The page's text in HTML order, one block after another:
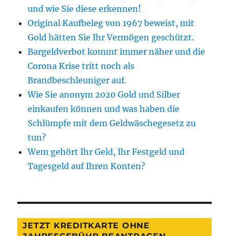
und wie Sie diese erkennen!
Original Kaufbeleg von 1967 beweist, mit
Gold hätten Sie Ihr Vermögen geschützt.
Bargeldverbot kommt immer näher und die
Corona Krise tritt noch als
Brandbeschleuniger auf.
Wie Sie anonym 2020 Gold und Silber
einkaufen können und was haben die
Schlümpfe mit dem Geldwäschegesetz zu
tun?
Wem gehört Ihr Geld, Ihr Festgeld und
Tagesgeld auf Ihren Konten?
JETZT KREDITKARTE OHNE